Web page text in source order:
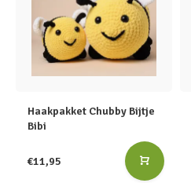
Haakpakket Chubby Bijtje
Bibi
€11,95